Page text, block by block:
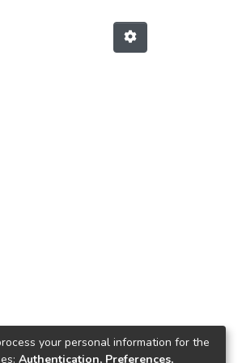
your personal information for the
Authentication, Preferences,